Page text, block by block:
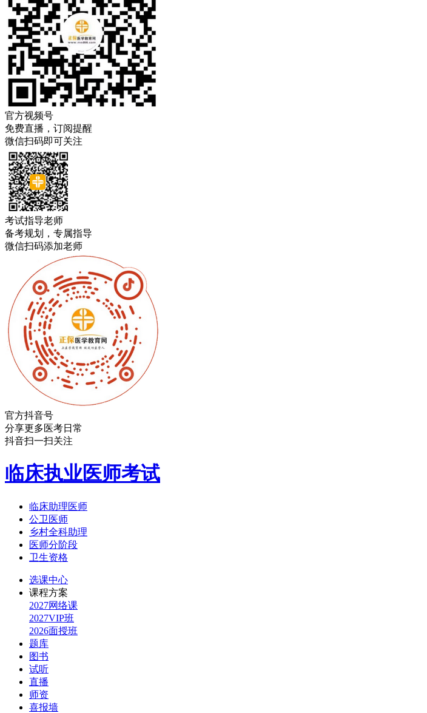
官方视频号
免费直播，订阅提醒
微信扫码即可关注
考试指导老师
备考规划，专属指导
微信扫码添加老师
官方抖音号
分享更多医考日常
抖音扫一扫关注
临床执业医师考试
临床助理医师
公卫医师
乡村全科助理
医师分阶段
卫生资格
选课中心
课程方案
2027网络课
2027VIP班
2026面授班
题库
图书
试听
直播
师资
喜报墙